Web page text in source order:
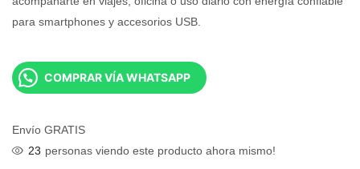
para smartphones y accesorios USB.
COMPRAR VÍA WHATSAPP
Envío GRATIS
23 personas viendo este producto ahora mismo!